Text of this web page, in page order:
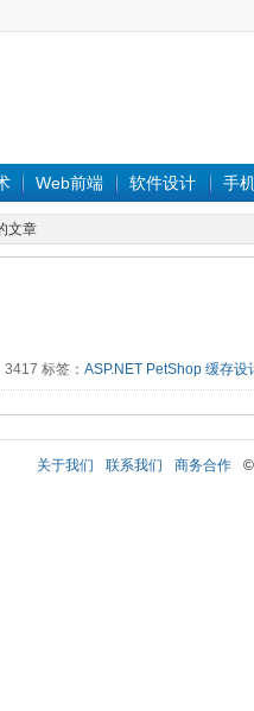
Web前端 软件设计 手
文章
标签： ASP.NET PetShop 缓存设
关于我们 联系我们 商务合作